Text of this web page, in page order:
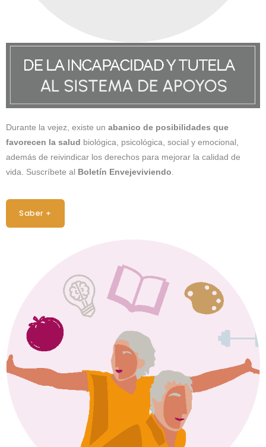
Durante la vejez, existe un abanico de posibilidades que
favorecen la salud biológica, psicológica, social y emocional,
además de reivindicar los derechos para mejorar la calidad de
vida. Suscríbete al Boletín Envejeviviendo
Saber +